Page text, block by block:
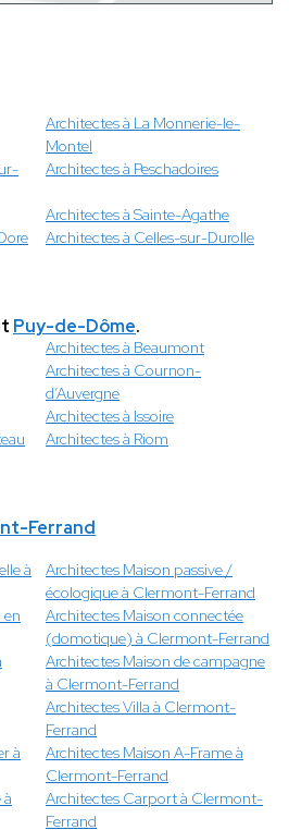
Architectes à La Monnerie-le-
Montel
Architectes à Peschadoires
Architectes à Sainte-Agathe
Architectes à Celles-sur-Durolle
Puy-de-Dôme.
Architectes à Beaumont
Architectes à Cournon-
d’Auvergne
Architectes à Issoire
Architectes à Riom
Ferrand
à
Architectes Maison passive /
écologique à Clermont-Ferrand
Architectes Maison connectée
(domotique) à Clermont-Ferrand
Architectes Maison de campagne
à Clermont-Ferrand
Architectes Villa à Clermont-
Ferrand
à
Architectes Maison A-Frame à
Clermont-Ferrand
Architectes Carport à Clermont-
Ferrand